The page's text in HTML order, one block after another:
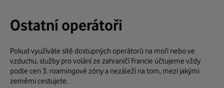
Web:
Pokrytí:
není k dispozici
Přesměrování hovoru:
Ostatní operátoři
Pokud využíváte sítě dostupných operátorů na moři nebo ve
vzduchu, služby pro volání ze zahraničí Francie účtujeme vždy
podle cen 3. roamingové zóny a nezáleží na tom, mezi jakými
zeměmi cestujete.